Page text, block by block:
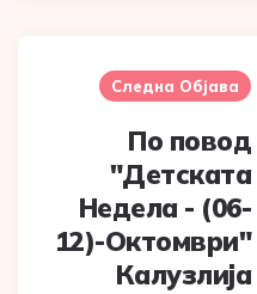
Следна Објава
По повод
"Детската
Недела - (06-
12)-Октомври"
Калузлија